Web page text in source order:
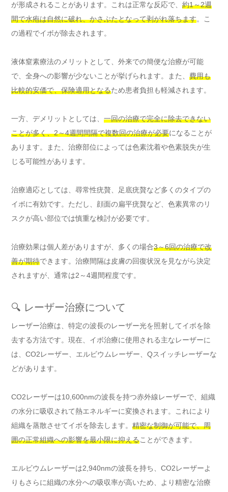
が形成されることがあります。これは正常な反応で、 約1～2週
間で水疱は自然に破れ、かさぶたとなって剥がれ落ちます。こ
の過程でイボが除去されます。
液体窒素療法のメリットとして、外来での簡便な治療が可能
で、全身への影響が少ないことが挙げられます。また、 費用も
比較的安価で、保険適用となるため患者負担も軽減されます。
一方、デメリットとしては、 一回の治療で完全に除去できない
ことが多く、2～4週間間隔で複数回の治療が必要になることが
あります。また、治療部位によっては色素沈着や色素脱失が生
じる可能性があります。
治療適応としては、尋常性疣贅、足底疣贅など多くのタイプの
イボに有効です。ただし、顔面の扁平疣贅など、色素異常のリ
スクが高い部位では慎重な検討が必要です。
治療効果は個人差がありますが、多くの場合3～6回の治療で改
善が期待できます。治療間隔は皮膚の回復状況を見ながら決定
されますが、通常は2～4週間程度です。
🔍 レーザー治療について
レーザー治療は、特定の波長のレーザー光を照射してイボを除
去する方法です。現在、イボ治療に使用される主なレーザーに
は、CO2レーザー、エルビウムレーザー、Qスイッチレーザーな
どがあります。
CO2レーザーは10,600nmの波長を持つ赤外線レーザーで、組織
の水分に吸収されて熱エネルギーに変換されます。これにより
組織を蒸散させてイボを除去します。 精密な制御が可能で、周
囲の正常組織への影響を最小限に抑えることができます。
エルビウムレーザーは2,940nmの波長を持ち、CO2レーザーよ
りもさらに組織の水分への吸収率が高いため、より精密な治療